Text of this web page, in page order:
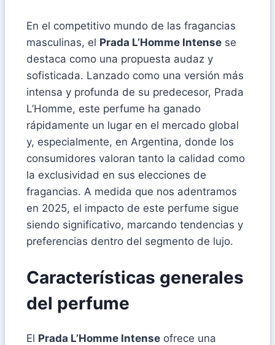
En el competitivo mundo de las fragancias
masculinas, el Prada L’Homme Intense se
destaca como una propuesta audaz y
sofisticada. Lanzado como una versión más
intensa y profunda de su predecesor, Prada
L’Homme, este perfume ha ganado
rápidamente un lugar en el mercado global
y, especialmente, en Argentina, donde los
consumidores valoran tanto la calidad como
la exclusividad en sus elecciones de
fragancias. A medida que nos adentramos
en 2025, el impacto de este perfume sigue
siendo significativo, marcando tendencias y
preferencias dentro del segmento de lujo.
Características generales
del perfume
El Prada L’Homme Intense ofrece una